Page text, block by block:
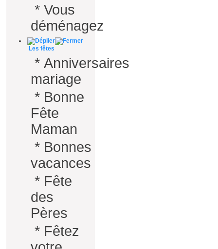
* Vous
déménagez
Les fêtes
* Anniversaires
mariage
* Bonne
Fête
Maman
* Bonnes
vacances
* Fête
des
Pères
* Fêtez